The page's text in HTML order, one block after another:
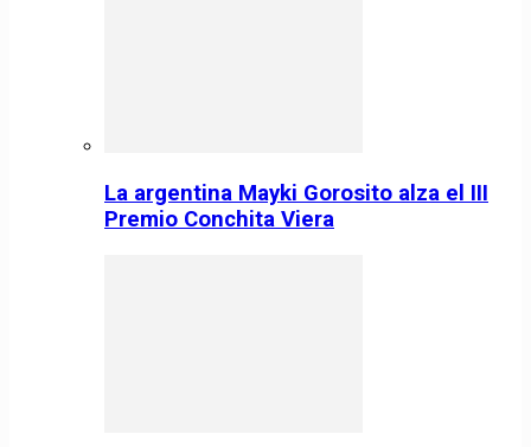
La argentina Mayki Gorosito alza el III
Premio Conchita Viera